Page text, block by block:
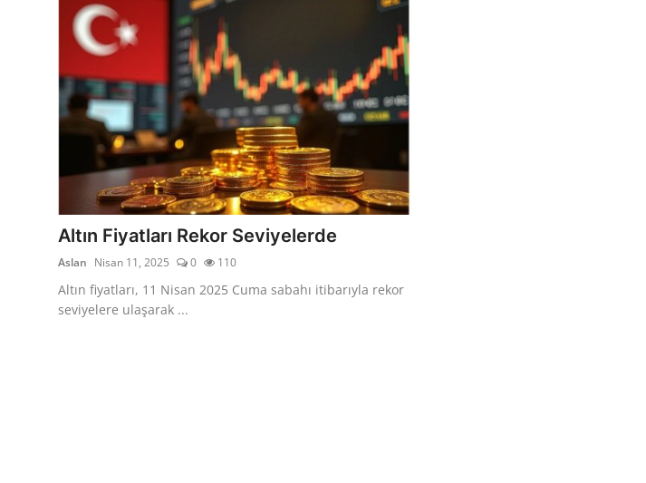
Altın Fiyatları Rekor Seviyelerde
Aslan Nisan 11, 2025 0 110
Altın fiyatları, 11 Nisan 2025 Cuma sabahı itibarıyla rekor
seviyelere ulaşarak ...